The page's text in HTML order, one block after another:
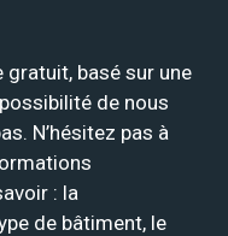
basé sur une
de nous
N’hésitez pas à
: la
de bâtiment, le